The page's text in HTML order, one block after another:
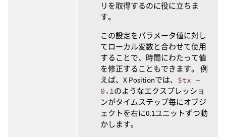
リを取得するのに役に立ちま
す。
この設定をパラメータ値に対し
てローカル変数と合わせて使用
することで、時間にわたって値
を修正することもできます。 例
えば、X Positionでは、 $tx +
0.1 のようなエクスプレッショ
ンがタイムステップ毎にオブジ
ェクトを右に0.1ユニットずつ動
かします。